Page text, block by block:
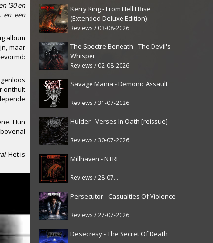
Kerry King - From Hell I Rise
(Extended Deluxe Edition)
Reviews / 03-08-2026
The Spectre Beneath - The Devil's
Whisper
Reviews / 02-08-2026
Savage Mania - Demonic Assault
Reviews / 31-07-2026
Hulder - Verses In Oath [reissue]
Reviews / 30-07-2026
Millhaven - NTRL
Reviews / 28-07-2026
Persecutor - Casualties Of Violence
Reviews / 27-07-2026
Desecresy - The Secret Of Death
'30 en
en een
album
maar
onthult
Hun
. Het is